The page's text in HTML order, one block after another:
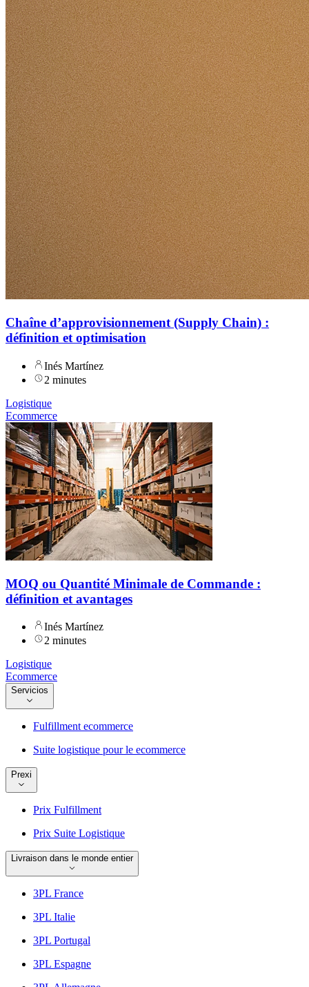
Chaîne d’approvisionnement (Supply Chain) :
définition et optimisation
Inés Martínez
2 minutes
Logistique
Ecommerce
MOQ ou Quantité Minimale de Commande :
définition et avantages
Inés Martínez
2 minutes
Logistique
Ecommerce
Servicios
Fulfillment ecommerce
Suite logistique pour le ecommerce
Prexi
Prix Fulfillment
Prix Suite Logistique
Livraison dans le monde entier
3PL France
3PL Italie
3PL Portugal
3PL Espagne